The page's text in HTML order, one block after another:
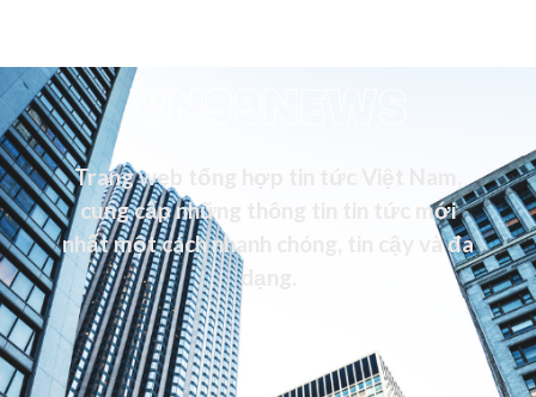
VN99NEWS
Trang web tổng hợp tin tức Việt Nam,
cung cấp những thông tin tin tức mới
nhất một cách nhanh chóng, tin cậy và đa
dạng.